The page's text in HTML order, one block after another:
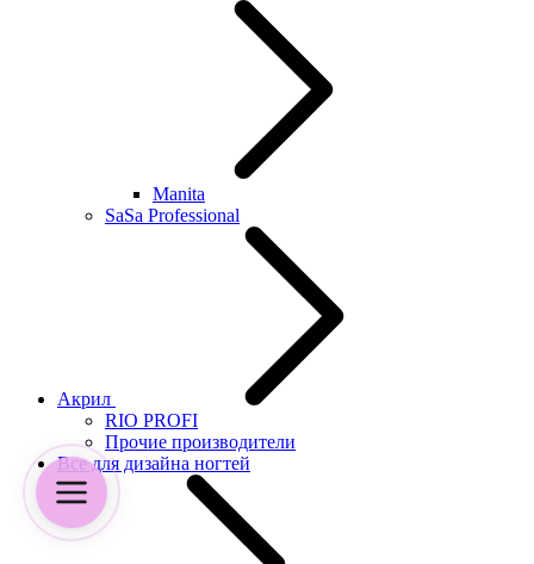
Manita
SaSa Professional
Акрил
RIO PROFI
Прочие производители
Все для дизайна ногтей